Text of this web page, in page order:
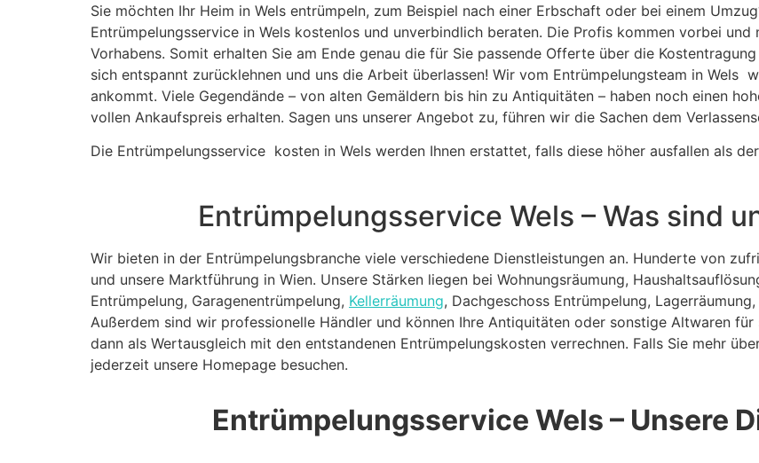
Sie möchten Ihr Heim in Wels entrümpeln, zum Beispiel nach einer Erbschaft oder bei einem
Entrümpelungsservice in Wels kostenlos und unverbindlich beraten. Die Profis kommen vorbei
Vorhabens. Somit erhalten Sie am Ende genau die für Sie passende Offerte über die
sich entspannt zurücklehnen und uns die Arbeit überlassen! Wir vom Entrümpelungsteam in Wels
ankommt. Viele Gegendände – von alten Gemäldern bis hin zu Antiquitäten – haben noch einen
vollen Ankaufspreis erhalten. Sagen uns unserer Angebot zu, führen wir die Sachen dem
Die Entrümpelungsservice kosten in Wels werden Ihnen erstattet, falls diese höher ausfallen als
Entrümpelungsservice Wels – Was sind
Wir bieten in der Entrümpelungsbranche viele verschiedene Dienstleistungen an. Hunderte von
und unsere Marktführung in Wien. Unsere Stärken liegen bei Wohnungsräumung,
Entrümpelung, Garagenentrümpelung, Kellerräumung, Dachgeschoss Entrümpelung,
Außerdem sind wir professionelle Händler und können Ihre Antiquitäten oder sonstige Altwaren
dann als Wertausgleich mit den entstandenen Entrümpelungskosten verrechnen. Falls Sie mehr
jederzeit unsere Homepage besuchen.
Entrümpelungsservice Wels – Unsere